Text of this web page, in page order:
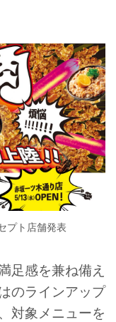
プト店舗発表
足感を兼ね備え
のラインアップ
対象メニューを